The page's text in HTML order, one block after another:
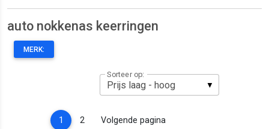
auto nokkenas keerringen
MERK:
Sorteer op:
1 (current)
2 Volgende pagina